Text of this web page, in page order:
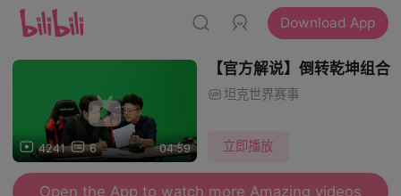
Download App
4241 6 04:59
【官方解说】倒转乾坤组合
坦克世界赛事
立即播放
Open the App to watch more Amazing videos